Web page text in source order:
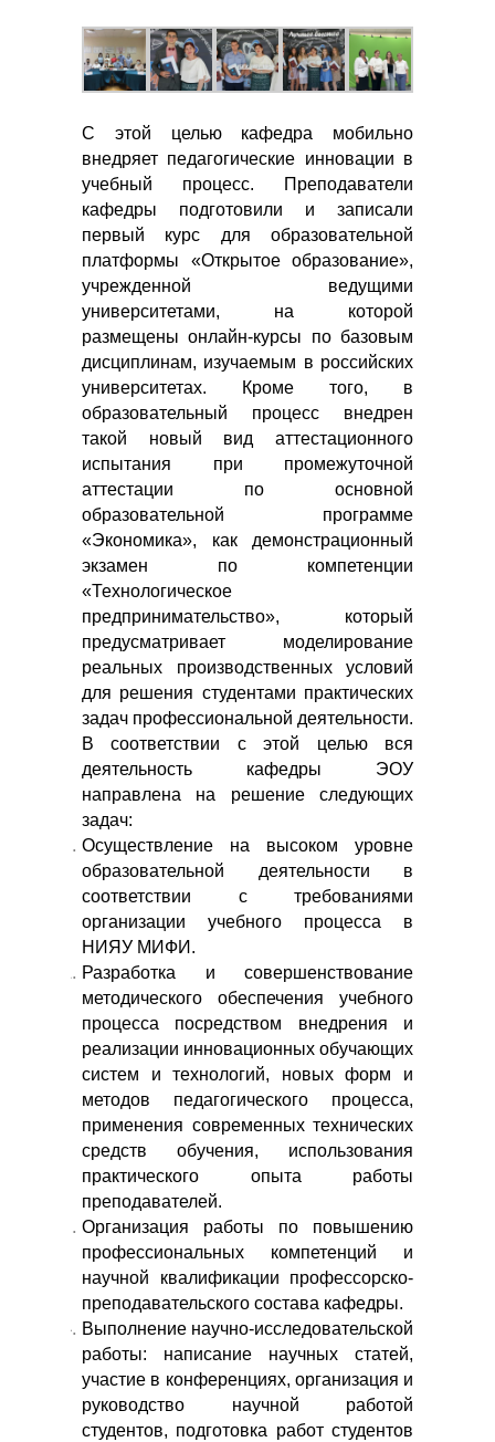
С этой целью кафедра мобильно
внедряет педагогические инновации в
учебный процесс. Преподаватели
кафедры подготовили и записали
первый курс для образовательной
платформы «Открытое образование»,
учрежденной ведущими
университетами, на которой
размещены онлайн-курсы по базовым
дисциплинам, изучаемым в российских
университетах. Кроме того, в
образовательный процесс внедрен
такой новый вид аттестационного
испытания при промежуточной
аттестации по основной
образовательной программе
«Экономика», как демонстрационный
экзамен по компетенции
«Технологическое
предпринимательство», который
предусматривает моделирование
реальных производственных условий
для решения студентами практических
задач профессиональной деятельности.
В соответствии с этой целью вся
деятельность кафедры ЭОУ
направлена на решение следующих
задач:
Осуществление на высоком уровне
образовательной деятельности в
соответствии с требованиями
организации учебного процесса в
НИЯУ МИФИ.
Разработка и совершенствование
методического обеспечения учебного
процесса посредством внедрения и
реализации инновационных обучающих
систем и технологий, новых форм и
методов педагогического процесса,
применения современных технических
средств обучения, использования
практического опыта работы
преподавателей.
Организация работы по повышению
профессиональных компетенций и
научной квалификации профессорско-
преподавательского состава кафедры.
Выполнение научно-исследовательской
работы: написание научных статей,
участие в конференциях, организация и
руководство научной работой
студентов, подготовка работ студентов